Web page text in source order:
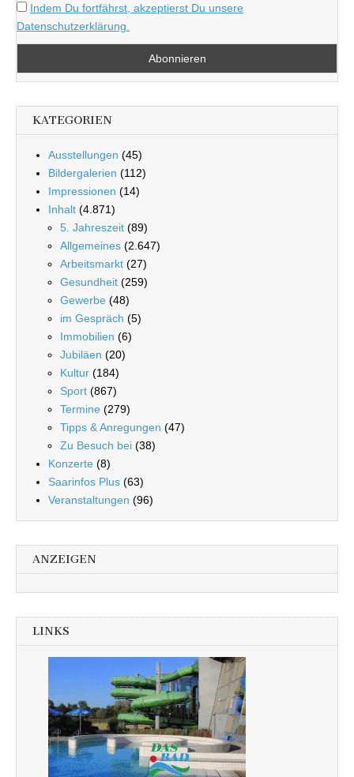
Indem Du fortfährst, akzeptierst Du unsere
Datenschutzerklärung.
KATEGORIEN
Ausstellungen (45)
Bildergalerien (112)
Impressionen (14)
Inhalt (4.871)
5. Jahreszeit (89)
Allgemeines (2.647)
Arbeitsmarkt (27)
Gesundheit (259)
Gewerbe (48)
im Gespräch (5)
Immobilien (6)
Jubiläen (20)
Kultur (184)
Sport (867)
Termine (279)
Tipps & Anregungen (47)
Zu Besuch bei (38)
Konzerte (8)
Saarinfos Plus (63)
Veranstaltungen (96)
ANZEIGEN
LINKS